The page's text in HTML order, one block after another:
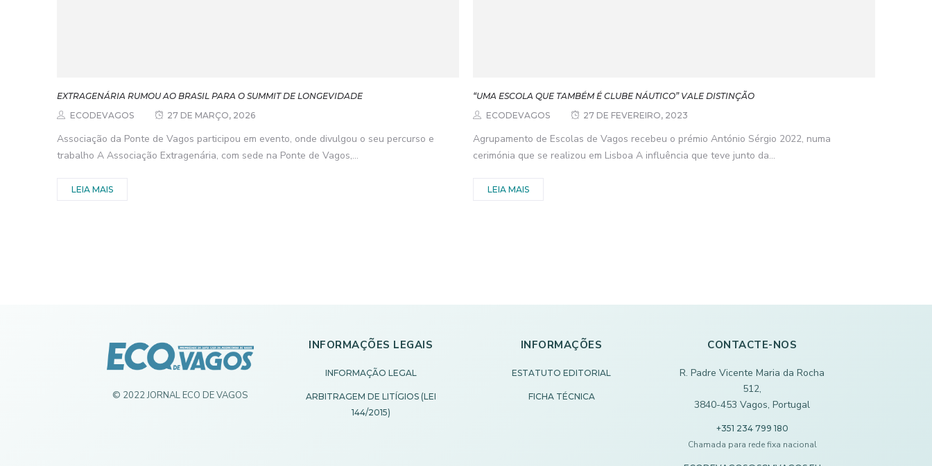
EXTRAGENÁRIA RUMOU AO BRASIL PARA O SUMMIT DE LONGEVIDADE
ECODEVAGOS
27 DE MARÇO, 2026
Associação da Ponte de Vagos participou em evento, onde divulgou o seu percurso e
trabalho A Associação Extragenária, com sede na Ponte de Vagos,...
LEIA MAIS
“UMA ESCOLA QUE TAMBÉM É CLUBE NÁUTICO” VALE DISTINÇÃO
ECODEVAGOS
27 DE FEVEREIRO, 2023
Agrupamento de Escolas de Vagos recebeu o prémio António Sérgio 2022, numa
cerimónia que se realizou em Lisboa A influência que teve junto da...
LEIA MAIS
© 2022 JORNAL ECO DE VAGOS
INFORMAÇÕES LEGAIS
INFORMAÇÃO LEGAL
ARBITRAGEM DE LITÍGIOS (LEI
144/2015)
INFORMAÇÕES
ESTATUTO EDITORIAL
FICHA TÉCNICA
CONTACTE-NOS
R. Padre Vicente Maria da Rocha
512,
3840-453 Vagos, Portugal
+351 234 799 180
Chamada para rede fixa nacional